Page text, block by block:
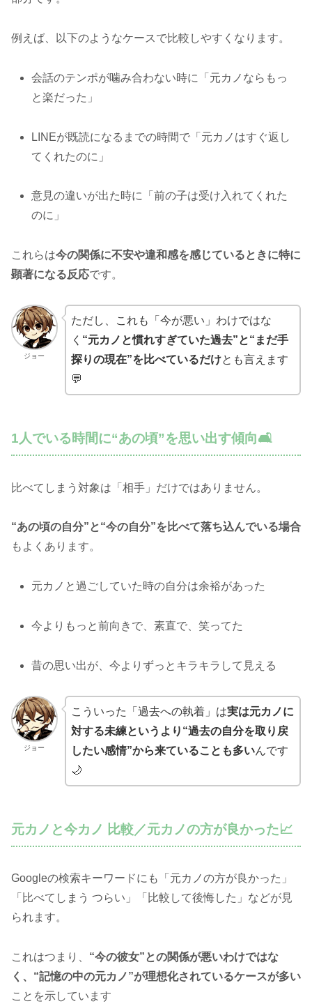
例えば、以下のようなケースで比較しやすくなります。
会話のテンポが噛み合わない時に「元カノならもっ
と楽だった」
LINEが既読になるまでの時間で「元カノはすぐ返し
てくれたのに」
意見の違いが出た時に「前の子は受け入れてくれた
のに」
これらは今の関係に不安や違和感を感じているときに特に
顕著になる反応です。
ジョー
ただし、これも「今が悪い」わけではな
く “元カノと慣れすぎていた過去”と“まだ手
探りの現在”を比べているだけとも言えます
💬
1人でいる時間に“あの頃”を思い出す傾向🛋️
比べてしまう対象は「相手」だけではありません。
“あの頃の自分”と“今の自分”を比べて落ち込んでいる場合
もよくあります。
元カノと過ごしていた時の自分は余裕があった
今よりもっと前向きで、素直で、笑ってた
昔の思い出が、今よりずっとキラキラして見える
ジョー
こういった「過去への執着」は実は元カノに
対する未練というより“過去の自分を取り戻
したい感情”から来ていることも多いんです
🌙
元カノと今カノ 比較／元カノの方が良かった📈
Googleの検索キーワードにも「元カノの方が良かった」
「比べてしまう つらい」「比較して後悔した」などが見
られます。
これはつまり、 “今の彼女”との関係が悪いわけではな
く、“記憶の中の元カノ”が理想化されているケースが多い
ことを示しています